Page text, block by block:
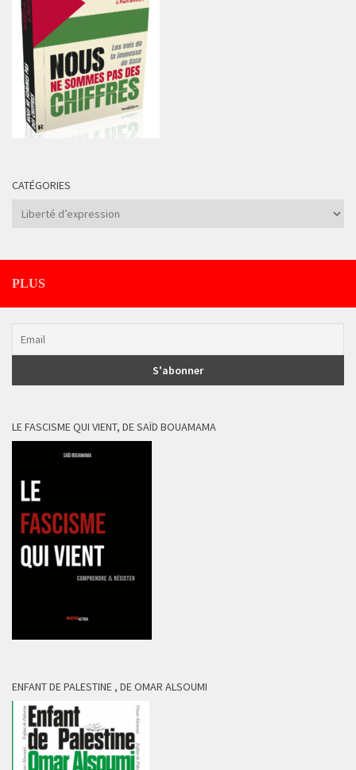
CATÉGORIES
Catégories
PLUS
LE FASCISME QUI VIENT, DE SAÏD BOUAMAMA
ENFANT DE PALESTINE , DE OMAR ALSOUMI